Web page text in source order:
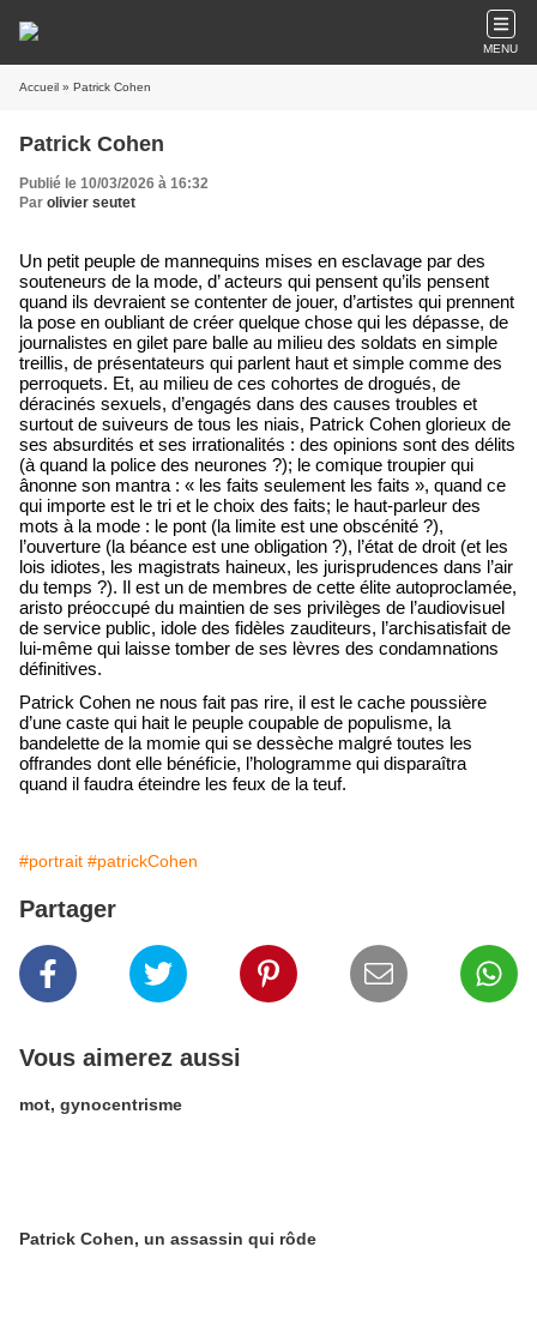
MENU
Accueil » Patrick Cohen
Patrick Cohen
Publié le 10/03/2026 à 16:32
Par olivier seutet
Un petit peuple de mannequins mises en esclavage par des
souteneurs de la mode, d’ acteurs qui pensent qu’ils pensent
quand ils devraient se contenter de jouer, d’artistes qui prennent
la pose en oubliant de créer quelque chose qui les dépasse, de
journalistes en gilet pare balle au milieu des soldats en simple
treillis, de présentateurs qui parlent haut et simple comme des
perroquets. Et, au milieu de ces cohortes de drogués, de
déracinés sexuels, d’engagés dans des causes troubles et
surtout de suiveurs de tous les niais, Patrick Cohen glorieux de
ses absurdités et ses irrationalités : des opinions sont des délits
(à quand la police des neurones ?); le comique troupier qui
ânonne son mantra : « les faits seulement les faits », quand ce
qui importe est le tri et le choix des faits; le haut-parleur des
mots à la mode : le pont (la limite est une obscénité ?),
l’ouverture (la béance est une obligation ?), l’état de droit (et les
lois idiotes, les magistrats haineux, les jurisprudences dans l’air
du temps ?). Il est un de membres de cette élite autoproclamée,
aristo préoccupé du maintien de ses privilèges de l’audiovisuel
de service public, idole des fidèles zauditeurs, l’archisatisfait de
lui-même qui laisse tomber de ses lèvres des condamnations
définitives.
Patrick Cohen ne nous fait pas rire, il est le cache poussière
d’une caste qui hait le peuple coupable de populisme, la
bandelette de la momie qui se dessèche malgré toutes les
offrandes dont elle bénéficie, l’hologramme qui disparaîtra
quand il faudra éteindre les feux de la teuf.
#portrait #patrickCohen
Partager
Vous aimerez aussi
mot, gynocentrisme
Patrick Cohen, un assassin qui rôde